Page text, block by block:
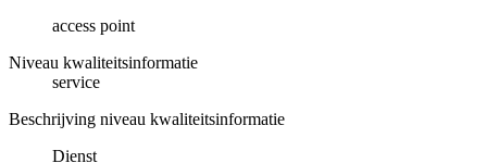
access point
Niveau kwaliteitsinformatie
service
Beschrijving niveau kwaliteitsinformatie
Dienst